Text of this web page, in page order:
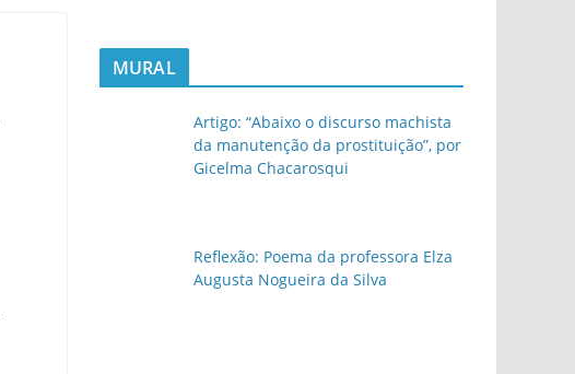
MURAL
Artigo: “Abaixo o discurso machista
da manutenção da prostituição”, por
Gicelma Chacarosqui
Reflexão: Poema da professora Elza
Augusta Nogueira da Silva